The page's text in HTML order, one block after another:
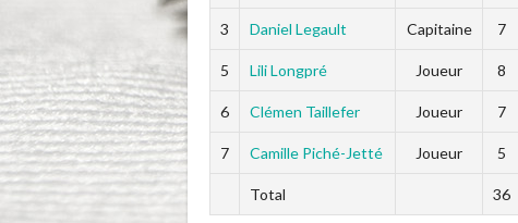
3 Daniel Legault Capitaine 7
5 Lili Longpré Joueur 8
6 Clémen Taillefer Joueur 7
7 Camille Piché-Jetté Joueur 5
Total 36